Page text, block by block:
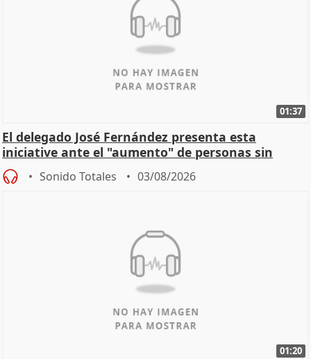
01:37
El delegado José Fernández presenta esta
iniciative ante el "aumento" de personas sin
hogar en Madri
Sonido Totales 03/08/2026
01:20